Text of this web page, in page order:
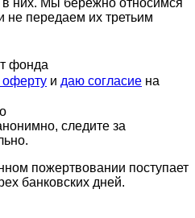
передаем их третьим
фонда
оферту и даю согласие на
следите за
пожертвовании поступает
банковских дней.